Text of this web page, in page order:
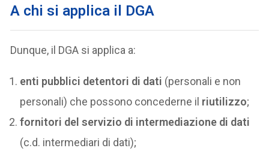
A chi si applica il DGA
Dunque, il DGA si applica a:
enti pubblici detentori di dati (personali e non
personali) che possono concederne il riutilizzo;
fornitori del servizio di intermediazione di dati
(c.d. intermediari di dati);